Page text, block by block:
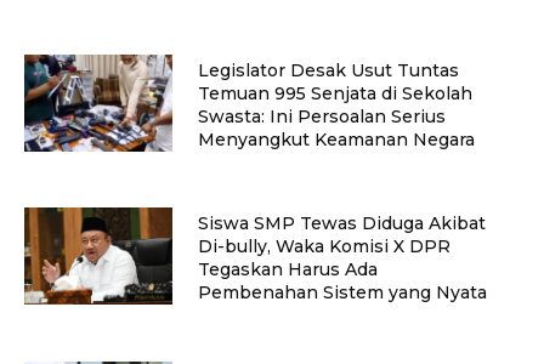
Legislator Desak Usut Tuntas
Temuan 995 Senjata di Sekolah
Swasta: Ini Persoalan Serius
Menyangkut Keamanan Negara
Siswa SMP Tewas Diduga Akibat
Di-bully, Waka Komisi X DPR
Tegaskan Harus Ada
Pembenahan Sistem yang Nyata